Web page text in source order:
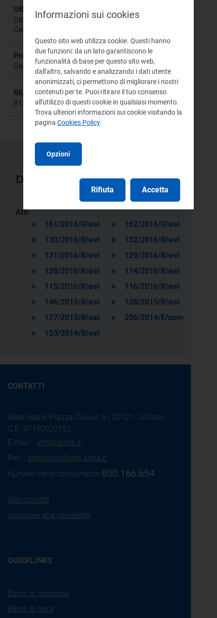
Ufficio responsabile:
DIUC Direzione Infrastrutture, Unbundling e
Certificazione
Procedimento:
Deliberazione ARG/elt 199/11 - TIT
Riunione:
812
Documenti collegati
Atti:
161/2016/R/eel
162/2016/R/eel
130/2016/R/eel
132/2016/R/eel
131/2016/R/eel
129/2016/R/eel
128/2016/R/eel
114/2016/R/eel
115/2016/R/eel
116/2016/R/eel
146/2015/R/eel
128/2015/R/eel
127/2015/R/eel
256/2014/E/com
153/2014/R/eel
CONTATTI
Sede legale: Piazza Cavour 5 - 20121 - Milano
C.F.: 97190020152
E-mail: info@arera.it
Pec: protocollo@pec.arera.it
Numero verde consumatori:800.166.654
Altri contatti
Iscrizione alla newsletter
QUICKLINKS
Bandi di concorso
Bandi di gara
Informazioni sui cookies
Questo sito web utilizza cookie. Questi hanno
due funzioni: da un lato garantiscono le
funzionalità di base per questo sito web,
dall'altro, salvando e analizzando i dati utente
anonimizzati, ci permettono di migliorare i nostri
contenuti per te. Puoi ritirare il tuo consenso
all'utilizzo di questi cookie in qualsiasi momento.
Trova ulteriori informazioni sui cookie visitando la
pagina Cookies Policy
Opzioni
Rifiuta Accetta